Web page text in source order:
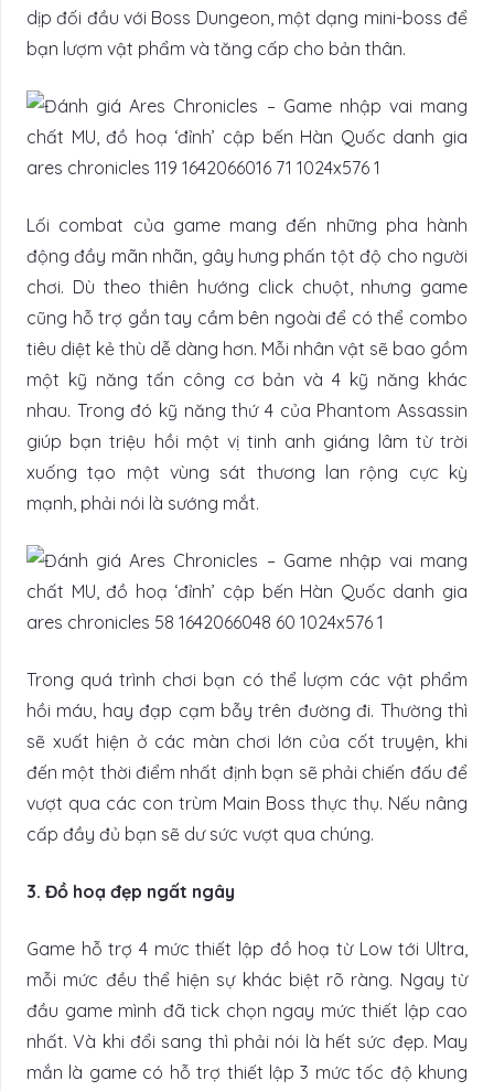
dịp đối đầu với Boss Dungeon, một dạng mini-boss để
bạn lượm vật phẩm và tăng cấp cho bản thân.
Lối combat của game mang đến những pha hành
động đầy mãn nhãn, gây hưng phấn tột độ cho người
chơi. Dù theo thiên hướng click chuột, nhưng game
cũng hỗ trợ gắn tay cầm bên ngoài để có thể combo
tiêu diệt kẻ thù dễ dàng hơn. Mỗi nhân vật sẽ bao gồm
một kỹ năng tấn công cơ bản và 4 kỹ năng khác
nhau. Trong đó kỹ năng thứ 4 của Phantom Assassin
giúp bạn triệu hồi một vị tinh anh giáng lâm từ trời
xuống tạo một vùng sát thương lan rộng cực kỳ
mạnh, phải nói là sướng mắt.
Trong quá trình chơi bạn có thể lượm các vật phẩm
hồi máu, hay đạp cạm bẫy trên đường đi. Thường thì
sẽ xuất hiện ở các màn chơi lớn của cốt truyện, khi
đến một thời điểm nhất định bạn sẽ phải chiến đấu để
vượt qua các con trùm Main Boss thực thụ. Nếu nâng
cấp đầy đủ bạn sẽ dư sức vượt qua chúng.
3. Đồ hoạ đẹp ngất ngây
Game hỗ trợ 4 mức thiết lập đồ hoạ từ Low tới Ultra,
mỗi mức đều thể hiện sự khác biệt rõ ràng. Ngay từ
đầu game mình đã tick chọn ngay mức thiết lập cao
nhất. Và khi đổi sang thì phải nói là hết sức đẹp. May
mắn là game có hỗ trợ thiết lập 3 mức tốc độ khung